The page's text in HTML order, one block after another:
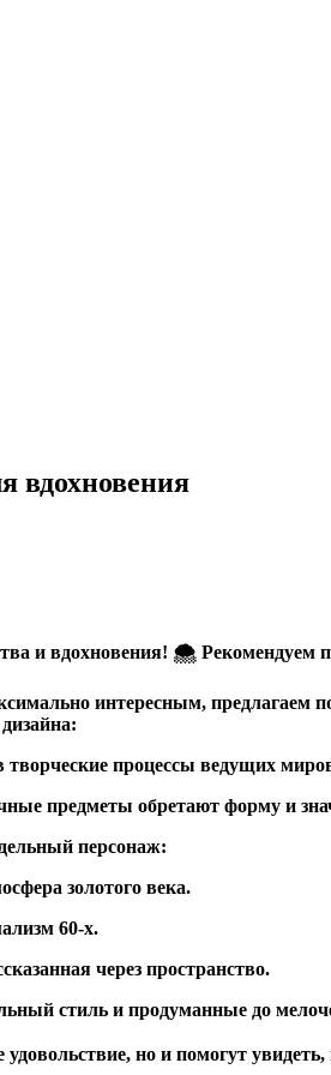
вдохновения
и вдохновения! 🌨️ Рекомендуем
интересным, предлагаем
творческие процессы ведущих
предметы обретают форму и
персонаж:
золотого века.
60-х.
через пространство.
стиль и продуманные до
но и помогут